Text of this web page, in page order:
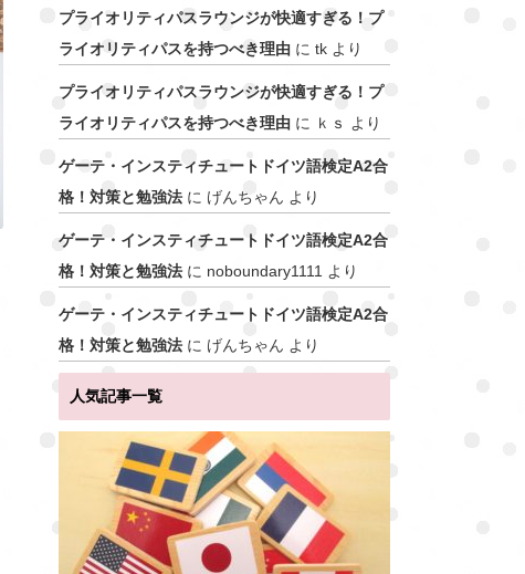
プライオリティパスラウンジが快適すぎる！プ
ライオリティパスを持つべき理由 に tk より
プライオリティパスラウンジが快適すぎる！プ
ライオリティパスを持つべき理由 に ｋｓ より
ゲーテ・インスティチュートドイツ語検定A2合
格！対策と勉強法 に げんちゃん より
ゲーテ・インスティチュートドイツ語検定A2合
格！対策と勉強法 に noboundary1111 より
ゲーテ・インスティチュートドイツ語検定A2合
格！対策と勉強法 に げんちゃん より
人気記事一覧